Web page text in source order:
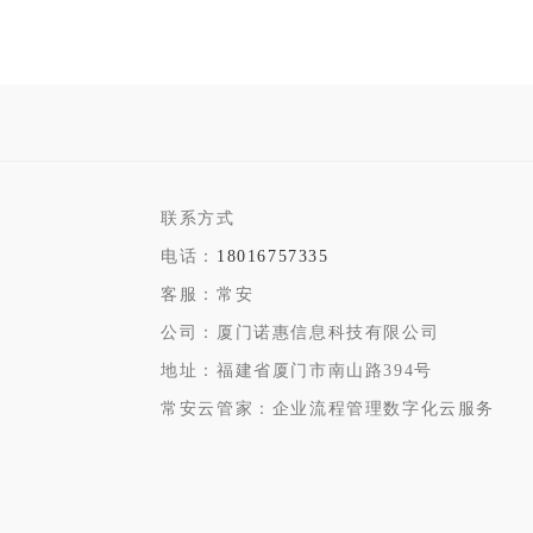
联系方式
电话： 18016757335
客服： 常安
公司： 厦门诺惠信息科技有限公司
地址： 福建省厦门市南山路394号
常安云管家：企业流程管理数字化云服务